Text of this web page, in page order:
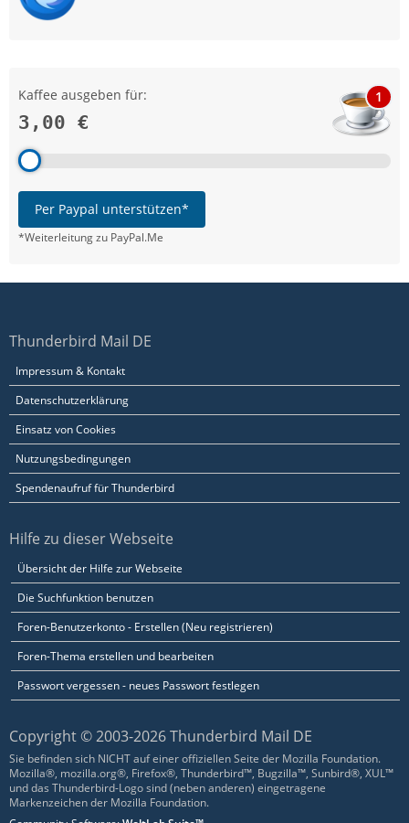
Kaffee ausgeben für:
3,00 €
1
Per Paypal unterstützen*
*Weiterleitung zu PayPal.Me
Thunderbird Mail DE
Impressum & Kontakt
Datenschutzerklärung
Einsatz von Cookies
Nutzungsbedingungen
Spendenaufruf für Thunderbird
Hilfe zu dieser Webseite
Übersicht der Hilfe zur Webseite
Die Suchfunktion benutzen
Foren-Benutzerkonto - Erstellen (Neu registrieren)
Foren-Thema erstellen und bearbeiten
Passwort vergessen - neues Passwort festlegen
Copyright © 2003-2026 Thunderbird Mail DE
Sie befinden sich NICHT auf einer offiziellen Seite der Mozilla Foundation.
Mozilla®, mozilla.org®, Firefox®, Thunderbird™, Bugzilla™, Sunbird®, XUL™
und das Thunderbird-Logo sind (neben anderen) eingetragene
Markenzeichen der Mozilla Foundation.